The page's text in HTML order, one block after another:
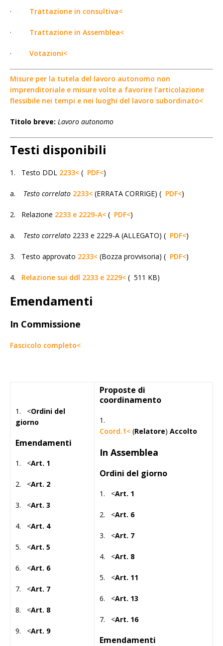
· Trattazione in consultiva<
· Trattazione in Assemblea<
· Votazioni<
Misure per la tutela del lavoro autonomo non
imprenditoriale e misure volte a favorire l’articolazione
flessibile nei tempi e nei luoghi del lavoro subordinato<
Titolo breve: Lavoro autonomo
Testi disponibili
1. Testo DDL 2233< ( PDF<)
a. Testo correlato 2233< (ERRATA CORRIGE) ( PDF<)
2. Relazione 2233 e 2229-A< ( PDF<)
a. Testo correlato 2233 e 2229-A (ALLEGATO) ( PDF<)
3. Testo approvato 2233< (Bozza provvisoria) ( PDF<)
4. Relazione sui ddl 2233 e 2229< ( 511 KB)
Emendamenti
In Commissione
Fascicolo completo<
1. <Ordini del
giorno
Emendamenti
1. <Art. 1
2. <Art. 2
3. <Art. 3
4. <Art. 4
5. <Art. 5
6. <Art. 6
7. <Art. 7
8. <Art. 8
9. <Art. 9
Proposte di
coordinamento
1.
Coord.1< (Relatore) Accolto
In Assemblea
Ordini del giorno
1. <Art. 1
2. <Art. 6
3. <Art. 7
4. <Art. 8
5. <Art. 11
6. <Art. 13
7. <Art. 16
Emendamenti